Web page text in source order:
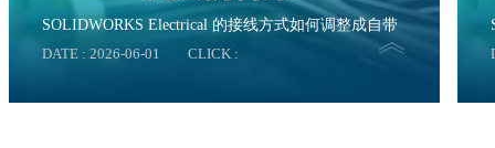
SOLIDWORKS Electrical 的接线方式如何调整成自带
接线方向的？
DATE : 2026-06-01 CLICK :